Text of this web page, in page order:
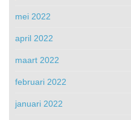
mei 2022
april 2022
maart 2022
februari 2022
januari 2022